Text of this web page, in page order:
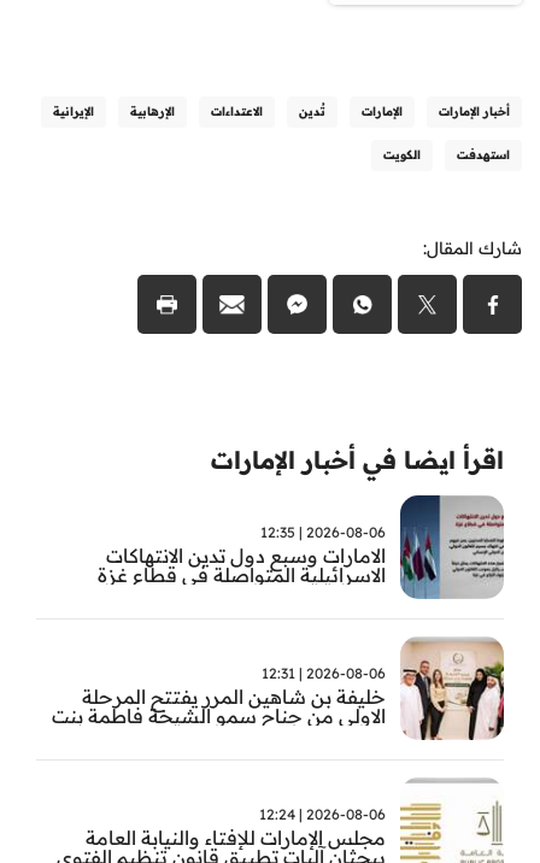
أخبار الإمارات الإمارات تُدين الاعتداءات الإرهابية الإيرانية
استهدفت الكويت
شارك المقال:
اقرأ ايضا في أخبار الإمارات
2026-08-06 | 12:35
الامارات وسبع دول تدين الانتهاكات
الاسرائيلية المتواصلة في قطاع غزة
2026-08-06 | 12:31
خليفة بن شاهين المرر يفتتح المرحلة
الاولى من جناح سمو الشيخة فاطمة بنت
مستشفى المقاصد
2026-08-06 | 12:24
مجلس الإمارات للإفتاء والنيابة العامة
يبحثان آليات تطبيق قانون تنظيم الفتوى